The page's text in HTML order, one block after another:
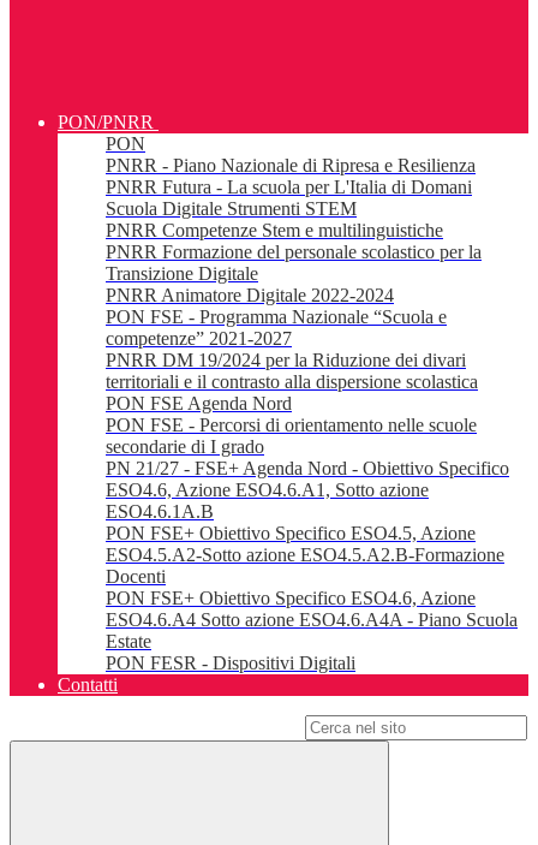
PON/PNRR
PON
PNRR - Piano Nazionale di Ripresa e Resilienza
PNRR Futura - La scuola per L'Italia di Domani
Scuola Digitale Strumenti STEM
PNRR Competenze Stem e multilinguistiche
PNRR Formazione del personale scolastico per la
Transizione Digitale
PNRR Animatore Digitale 2022-2024
PON FSE - Programma Nazionale “Scuola e
competenze” 2021-2027
PNRR DM 19/2024 per la Riduzione dei divari
territoriali e il contrasto alla dispersione scolastica
PON FSE Agenda Nord
PON FSE - Percorsi di orientamento nelle scuole
secondarie di I grado
PN 21/27 - FSE+ Agenda Nord - Obiettivo Specifico
ESO4.6, Azione ESO4.6.A1, Sotto azione
ESO4.6.1A.B
PON FSE+ Obiettivo Specifico ESO4.5, Azione
ESO4.5.A2-Sotto azione ESO4.5.A2.B-Formazione
Docenti
PON FSE+ Obiettivo Specifico ESO4.6, Azione
ESO4.6.A4 Sotto azione ESO4.6.A4A - Piano Scuola
Estate
PON FESR - Dispositivi Digitali
Contatti